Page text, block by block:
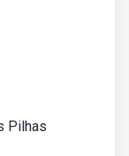
Pilhas